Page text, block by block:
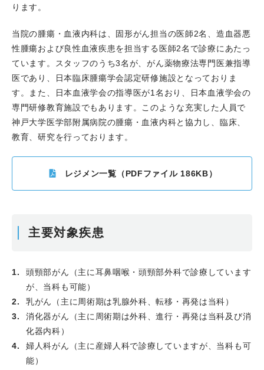
ります。
当院の腫瘍・血液内科は、固形がん担当の医師2名、造血器悪
性腫瘍および良性血液疾患を担当する医師2名で診療にあたっ
ています。スタッフのうち3名が、がん薬物療法専門医兼指導
医であり、日本臨床腫瘍学会認定研修施設となっておりま
す。また、日本血液学会の指導医が1名おり、日本血液学会の
専門研修教育施設でもあります。このような充実した人員で
神戸大学医学部附属病院の腫瘍・血液内科と協力し、臨床、
教育、研究を行っております。
レジメン一覧（PDFファイル 186KB）
主要対象疾患
頭頸部がん（主に耳鼻咽喉・頭頸部外科で診療しています
が、当科も可能）
乳がん（主に周術期は乳腺外科、転移・再発は当科）
消化器がん（主に周術期は外科、進行・再発は当科及び消
化器内科）
婦人科がん（主に産婦人科で診療していますが、当科も可
能）